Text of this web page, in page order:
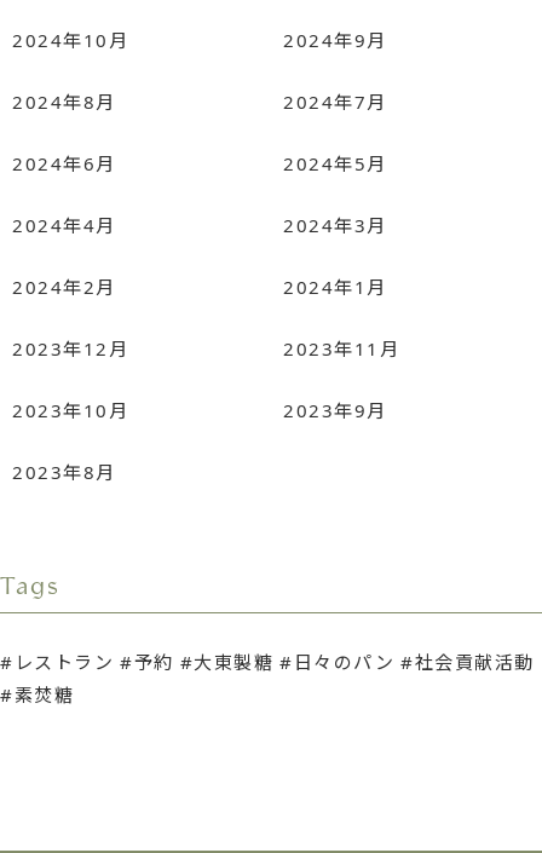
2024年10月 2024年9月
2024年8月 2024年7月
2024年6月 2024年5月
2024年4月 2024年3月
2024年2月 2024年1月
2023年12月 2023年11月
2023年10月 2023年9月
2023年8月
Tags
レストラン 予約 大東製糖 日々のパン
社会貢献活動
素焚糖